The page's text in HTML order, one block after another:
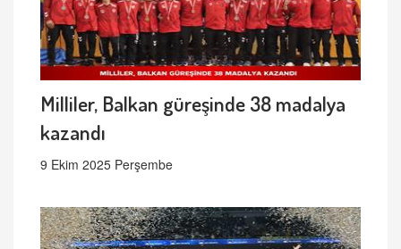
Milliler, Balkan güreşinde 38 madalya
kazandı
9 Ekim 2025 Perşembe